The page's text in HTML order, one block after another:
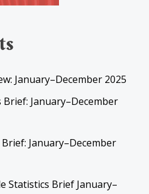
January–December 2025
January–December
January–December
Statistics Brief January–